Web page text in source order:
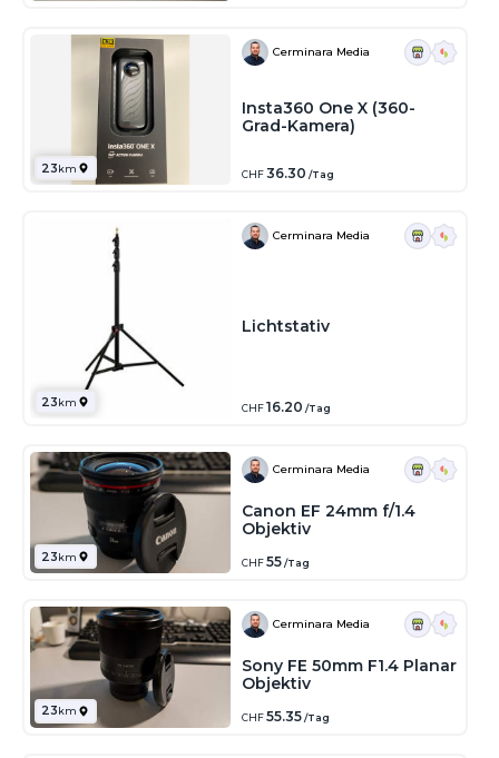
23km
Cerminara Media
Insta360 One X (360-
Grad-Kamera)
CHF36.30 /Tag
23km
Cerminara Media
Lichtstativ
CHF16.20 /Tag
23km
Cerminara Media
Canon EF 24mm f/1.4
Objektiv
CHF55/Tag
23km
Cerminara Media
Sony FE 50mm F1.4 Planar
Objektiv
CHF55.35/Tag